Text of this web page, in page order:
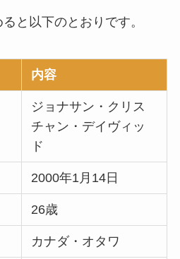
と以下のとおりです。
内容
ジョナサン・クリス
チャン・デイヴィッ
ド
2000年1月14日
26歳
カナダ・オタワ